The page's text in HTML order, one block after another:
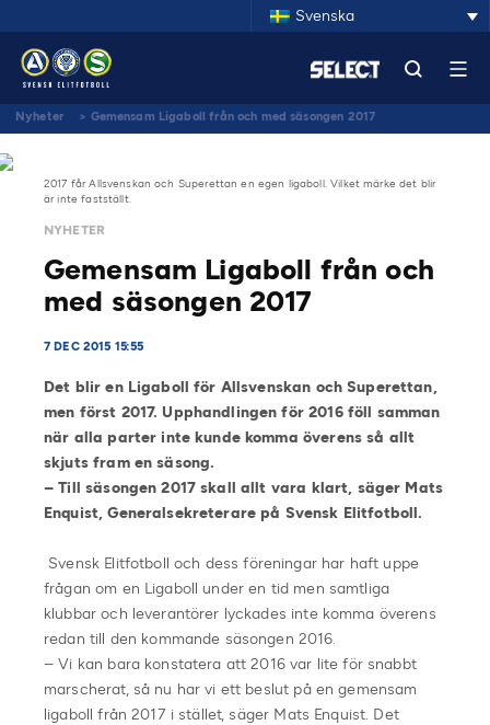
Svenska
Nyheter > Gemensam Ligaboll från och med säsongen 2017
2017 får Allsvenskan och Superettan en egen ligaboll. Vilket märke det blir
är inte fastställt.
NYHETER
Gemensam Ligaboll från och
med säsongen 2017
7 DEC 2015 15:55
Det blir en Ligaboll för Allsvenskan och Superettan,
men först 2017. Upphandlingen för 2016 föll samman
när alla parter inte kunde komma överens så allt
skjuts fram en säsong.
– Till säsongen 2017 skall allt vara klart, säger Mats
Enquist, Generalsekreterare på Svensk Elitfotboll.
Svensk Elitfotboll och dess föreningar har haft uppe
frågan om en Ligaboll under en tid men samtliga
klubbar och leverantörer lyckades inte komma överens
redan till den kommande säsongen 2016.
– Vi kan bara konstatera att 2016 var lite för snabbt
marscherat, så nu har vi ett beslut på en gemensam
ligaboll från 2017 i stället, säger Mats Enquist. Det